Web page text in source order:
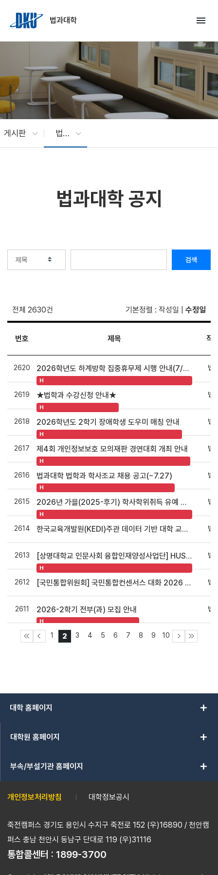
법과대학
menu
게시판 법과대학 공지
법과대학 공지
검색
전체 2630건 기본정렬 : 작성일 수정일
번호 제목 작
2620 2026학년도 하계방학 집중휴무제 시행 안내(7/27~7/31)
H
법
2619 ★법학과 수강신청 안내★
H
법
2618 2026학년도 2학기 장애학생 도우미 매칭 안내
H
법
2617 제4회 개인정보보호 모의재판 경연대회 개최 안내
H
법
2616 법과대학 법학과 학사조교 채용 공고(~7.27)
H
법
2615 2026년 가을(2025-후기) 학사학위취득 유예 신청 안내(7/21~23)
H
법
2614 한국교육개발원(KEDI)주관 데이터 기반 대학 교육혁신 모니터링 연구(Ⅳ) 설문 참여 안내 법
2613 [상명대학교 인문사회 융합인재양성사업단] HUSS 비교과 프로그램 ‘피어오름 2026’ 홍보
H
법
2612 [국민통합위원회] 국민통합컨센서스 대화 2026 행사 안내 법
2611 2026-2학기 전부(과) 모집 안내
H
법
1 2 3 4 5 6 7 8 9 10
대학 홈페이지 add
대학원 홈페이지 add
부속/부설기관 홈페이지 add
개인정보처리방침 대학정보공시
죽전캠퍼스 경기도 용인시 수지구 죽전로 152 (우)16890 / 천안캠
퍼스 충남 천안시 동남구 단대로 119 (우)31116
통합콜센터 : 1899-3700